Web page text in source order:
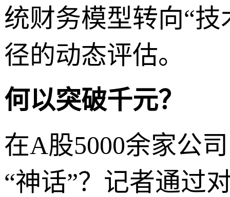
统财务模型转向“
径的动态评估。
何以突破千元？
在A股5000余家公
“神话”？记者通过